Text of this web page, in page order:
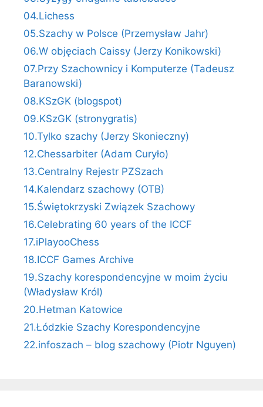
04.Lichess
05.Szachy w Polsce (Przemysław Jahr)
06.W objęciach Caissy (Jerzy Konikowski)
07.Przy Szachownicy i Komputerze (Tadeusz
Baranowski)
08.KSzGK (blogspot)
09.KSzGK (stronygratis)
10.Tylko szachy (Jerzy Skonieczny)
12.Chessarbiter (Adam Curyło)
13.Centralny Rejestr PZSzach
14.Kalendarz szachowy (OTB)
15.Świętokrzyski Związek Szachowy
16.Celebrating 60 years of the ICCF
17.iPlayooChess
18.ICCF Games Archive
19.Szachy korespondencyjne w moim życiu
(Władysław Król)
20.Hetman Katowice
21.Łódzkie Szachy Korespondencyjne
22.infoszach – blog szachowy (Piotr Nguyen)